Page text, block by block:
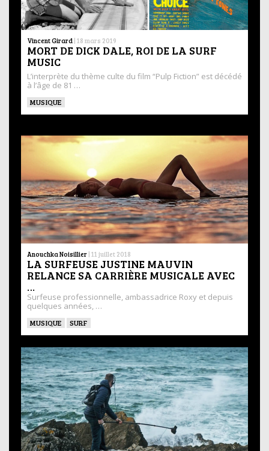
Vincent Girard | 18 mars 2019
MORT DE DICK DALE, ROI DE LA SURF
MUSIC
L’interprète du thème culte du film “Pulp Fiction” est décédé
à l’âge de 81 …
MUSIQUE
Anouchka Noisillier | 11 juillet 2018
LA SURFEUSE JUSTINE MAUVIN
RELANCE SA CARRIÈRE MUSICALE AVEC
…
Surfeuse professionnelle, ambassadrice Roxy et depuis
quelques années, …
MUSIQUE SURF